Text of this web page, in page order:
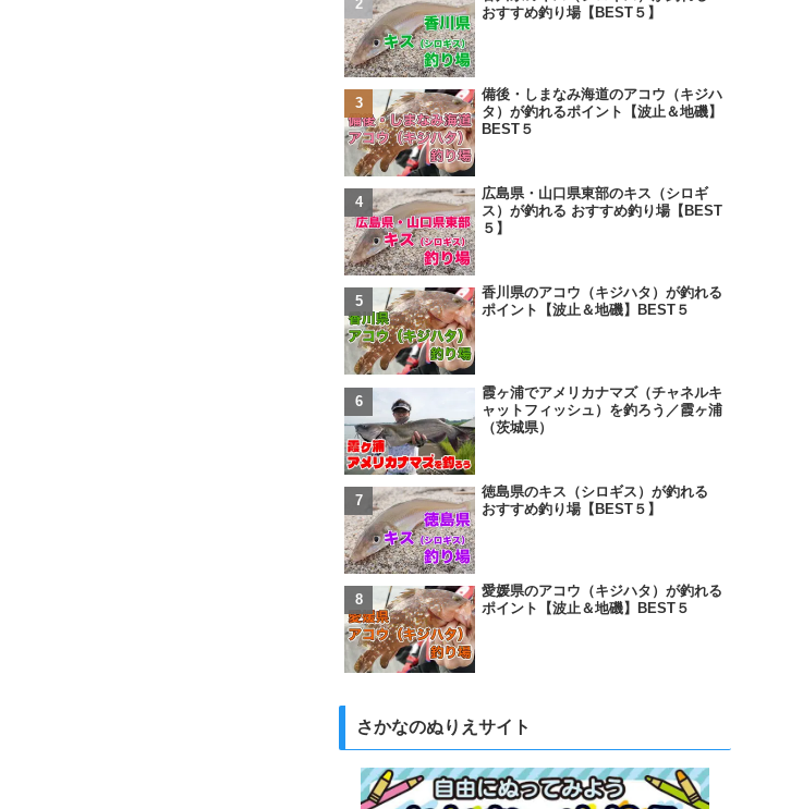
おすすめ釣り場【BEST５】
備後・しまなみ海道のアコウ（キジハ
タ）が釣れるポイント【波止＆地磯】
BEST５
広島県・山口県東部のキス（シロギ
ス）が釣れる おすすめ釣り場【BEST
５】
香川県のアコウ（キジハタ）が釣れる
ポイント【波止＆地磯】BEST５
霞ヶ浦でアメリカナマズ（チャネルキ
ャットフィッシュ）を釣ろう／霞ヶ浦
（茨城県）
徳島県のキス（シロギス）が釣れる
おすすめ釣り場【BEST５】
愛媛県のアコウ（キジハタ）が釣れる
ポイント【波止＆地磯】BEST５
さかなのぬりえサイト